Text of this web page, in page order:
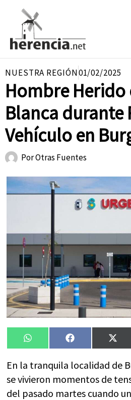
contenido
NUESTRA REGIÓN01/02/2025
Hombre Herido
Blanca durante
Vehículo en
PorOtras Fuentes
Compartir
en
WhatsAppCompartir
en
Facebook
en
X
En la tranquila localidad de
se vivieron momentos de
del pasado martes cuando